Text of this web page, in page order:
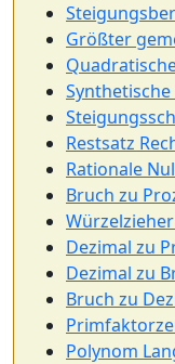
Größter
Restsatz
Rationale
Bruch zu
Dezimal zu
Dezimal zu
Bruch zu
Polynom